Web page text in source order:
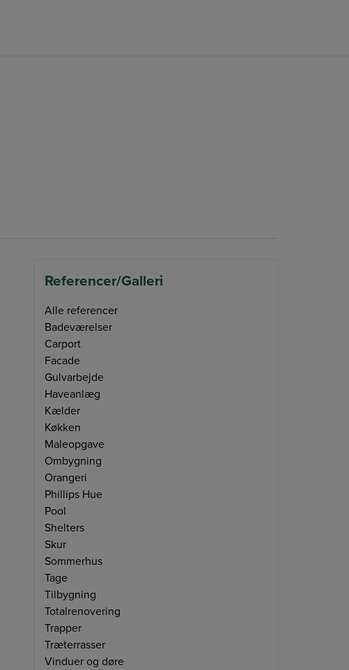
Referencer/Galleri
Alle referencer
Badeværelser
Carport
Facade
Gulvarbejde
Haveanlæg
Kælder
Køkken
Maleopgave
Ombygning
Orangeri
Phillips Hue
Pool
Shelters
Skur
Sommerhus
Tage
Tilbygning
Totalrenovering
Trapper
Træterrasser
Vinduer og døre